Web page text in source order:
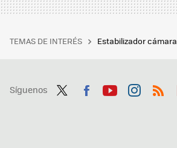
TEMAS DE INTERÉS Estabilizador cámara
Síguenos